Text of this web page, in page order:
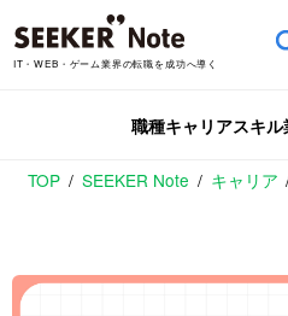
IT・WEB・ゲーム業界の転職を成功へ導く
職種キャリアスキル
TOP SEEKER Note キャリア